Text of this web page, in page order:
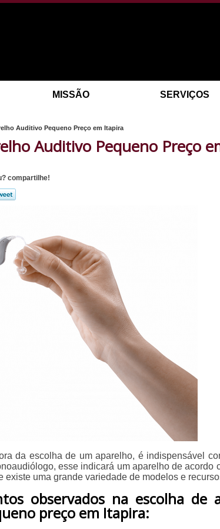
MISSÃO SERVIÇOS
Auditivo Pequeno Preço em Itapira
Auditivo Pequeno Preço
compartilhe!
da escolha de um aparelho, é indispensável
esse indicará um aparelho de acordo
existe uma grande variedade de modelos e
observados na escolha de
preço em Itapira: